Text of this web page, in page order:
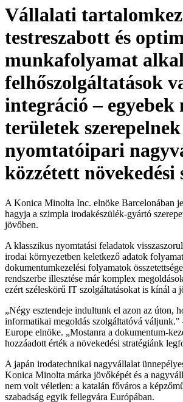
Vállalati
testreszabott és
munkafolyamat
felhőszolgáltatások
integráció – egyebek
területek
nyomtatóipari
közzétett
A Konica Minolta Inc. elnöke Barcelonában
hagyja a szimpla irodakészülék-gyártó
jövőben.
A klasszikus nyomtatási feladatok
irodai környezetben keletkező adatok
dokumentumkezelési folyamatok
rendszerbe illesztése már komplex
ezért széleskörű IT szolgáltatásokat is kínál a
„Négy esztendeje indultunk el azon az úton,
informatikai megoldás szolgáltatóvá
Europe elnöke. „Mostanra a dokumentum-
hozzáadott érték a növekedési stratégiánk
A japán irodatechnikai nagyvállalat
Konica Minolta márka jövőképét és a
nem volt véletlen: a katalán főváros a
szabadság egyik fellegvára Európában.